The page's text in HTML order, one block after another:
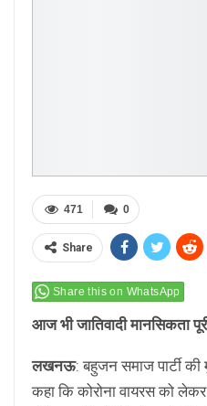
0
471
Share
Share this on WhatsApp
आज भी जातिवादी मानसिकता
लखनऊ: बहुजन समाज पार्टी की
कहा कि कोरोना वायरस को